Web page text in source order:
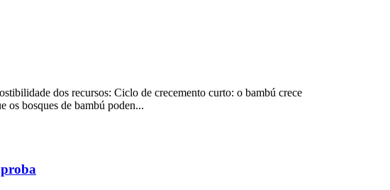
dos recursos: Ciclo de crecemento curto: o bambú crece
os bosques de bambú poden...